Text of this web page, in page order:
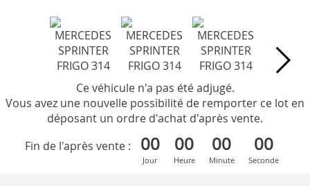
Ce véhicule n'a pas été adjugé.
Vous avez une nouvelle possibilité de remporter ce lot en
déposant un ordre d'achat d'après vente.
Fin de l'après vente :
00
Jour
00
Heure
00
Minute
00
Seconde